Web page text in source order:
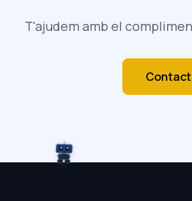
T'ajudem amb el